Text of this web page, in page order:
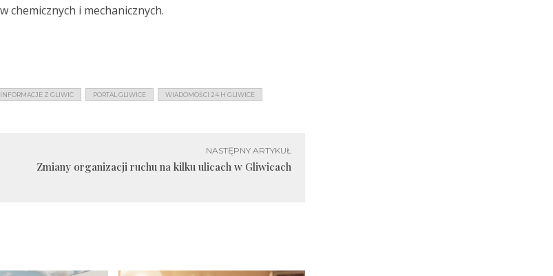
chemicznych i mechanicznych.
INFORMACJE Z GLIWIC PORTAL GLIWICE WIADOMOŚCI 24 H GLIWICE
NASTĘPNY ARTYKUŁ
Zmiany organizacji ruchu na kilku ulicach w Gliwicach